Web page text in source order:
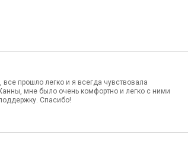
прошло легко и я всегда чувствовала
мне было очень комфортно и легко с ними
Спасибо!